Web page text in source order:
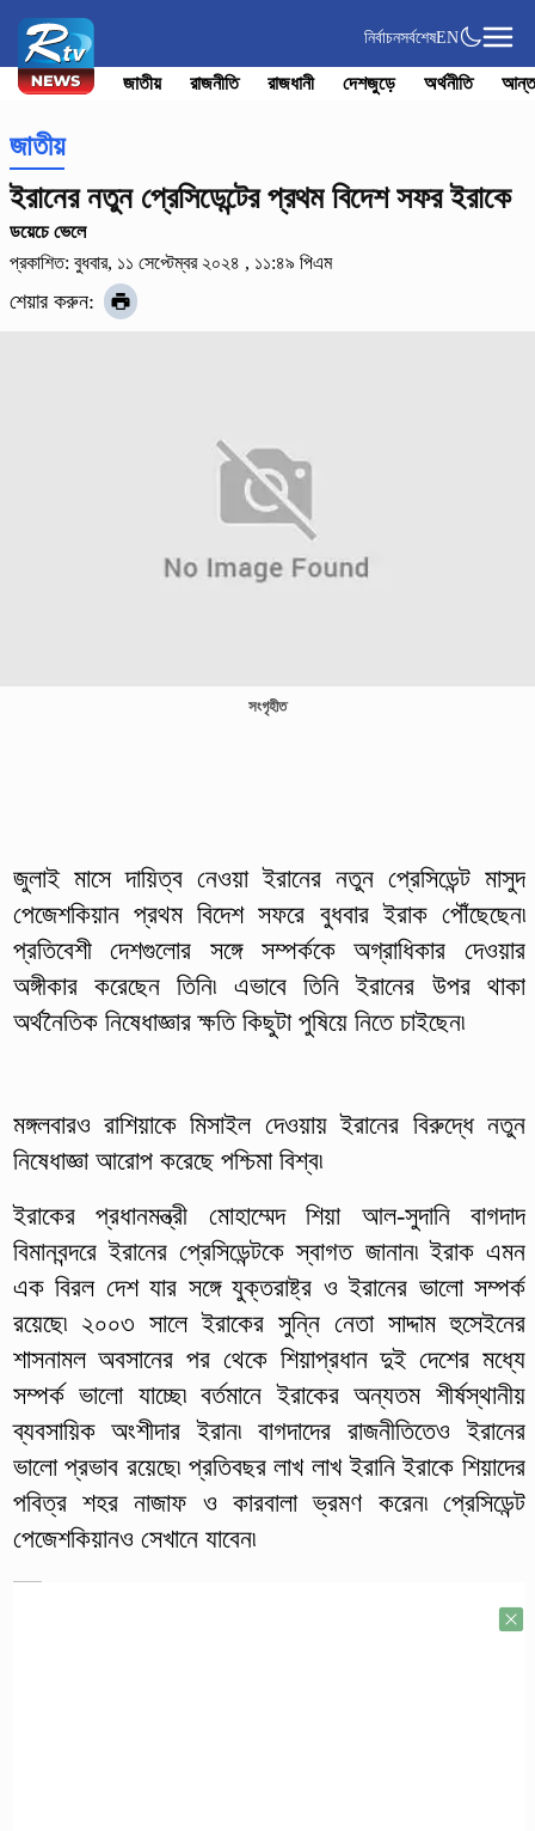
নির্বাচনসর্বশেষEN
জাতীয় রাজনীতি রাজধানী দেশজুড়ে অর্থনীতি
জাতীয়
ইরানের নতুন প্রেসিডেন্টের প্রথম বিদেশ সফর ইরাকে
ডয়েচে ভেলে
প্রকাশিত: বুধবার, ১১ সেপ্টেম্বর ২০২৪ , ১১:৪৯ পিএম
শেয়ার করুন:
সংগৃহীত
জুলাই মাসে দায়িত্ব নেওয়া ইরানের নতুন প্রেসিডেন্ট মাসুদ
পেজেশকিয়ান প্রথম বিদেশ সফরে বুধবার ইরাক পৌঁছেছেন৷
প্রতিবেশী দেশগুলোর সঙ্গে সম্পর্ককে অগ্রাধিকার দেওয়ার
অঙ্গীকার করেছেন তিনি৷ এভাবে তিনি ইরানের উপর থাকা
অর্থনৈতিক নিষেধাজ্ঞার ক্ষতি কিছুটা পুষিয়ে নিতে চাইছেন৷
মঙ্গলবারও রাশিয়াকে মিসাইল দেওয়ায় ইরানের বিরুদ্ধে নতুন
নিষেধাজ্ঞা আরোপ করেছে পশ্চিমা বিশ্ব৷
ইরাকের প্রধানমন্ত্রী মোহাম্মেদ শিয়া আল-সুদানি বাগদাদ
বিমানবন্দরে ইরানের প্রেসিডেন্টকে স্বাগত জানান৷ ইরাক এমন
এক বিরল দেশ যার সঙ্গে যুক্তরাষ্ট্র ও ইরানের ভালো সম্পর্ক
রয়েছে৷ ২০০৩ সালে ইরাকের সুন্নি নেতা সাদ্দাম হুসেইনের
শাসনামল অবসানের পর থেকে শিয়াপ্রধান দুই দেশের মধ্যে
সম্পর্ক ভালো যাচ্ছে৷ বর্তমানে ইরাকের অন্যতম শীর্ষস্থানীয়
ব্যবসায়িক অংশীদার ইরান৷ বাগদাদের রাজনীতিতেও ইরানের
ভালো প্রভাব রয়েছে৷ প্রতিবছর লাখ লাখ ইরানি ইরাকে শিয়াদের
পবিত্র শহর নাজাফ ও কারবালা ভ্রমণ করেন৷ প্রেসিডেন্ট
পেজেশকিয়ানও সেখানে যাবেন৷